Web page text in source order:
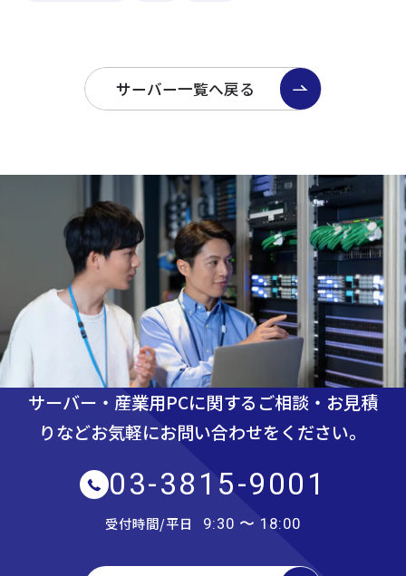
サーバー一覧へ戻る
サーバー・産業用PCに関するご相談・お見積
りなどお気軽にお問い合わせをください。
03-3815-9001
受付時間/平日 9:30 〜 18:00